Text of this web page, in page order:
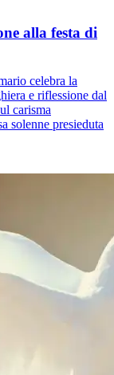
alla festa di
celebra la
e riflessione dal
carisma
solenne presieduta